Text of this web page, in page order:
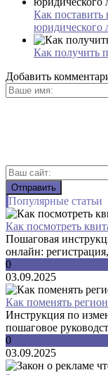
Как поставить
юридического
Как получить
Добавить
Популярные статьи
Как посмотреть
Пошаговая
онлайн:
0
03.09.2025
Как поменять
Инструкция по
пошаговое
0
03.09.2025